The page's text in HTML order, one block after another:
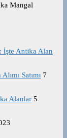
Mangal
İşte Antika Alan
Satımı 7
Alanlar 5